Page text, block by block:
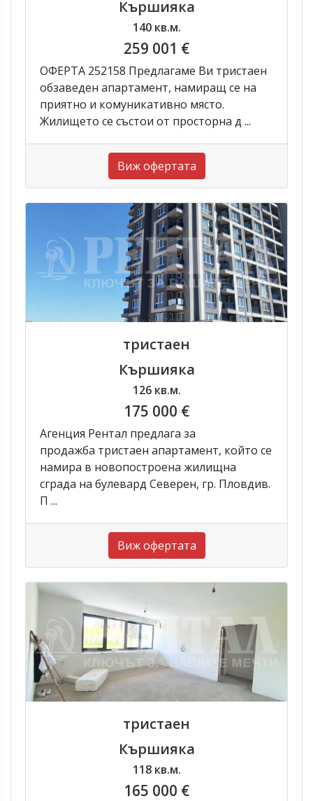
Кършияка
140 кв.м.
259 001 €
ОФЕРТА 252158 Предлагаме Ви тристаен
обзаведен апартамент, намиращ се на
приятно и комуникативно място.
Жилището се състои от просторна д ...
Виж офертата
тристаен
Кършияка
126 кв.м.
175 000 €
Агенция Рентал предлага за
продажба тристаен апартамент, който се
намира в новопостроена жилищна
сграда на булевард Северен, гр. Пловдив.
П ...
Виж офертата
тристаен
Кършияка
118 кв.м.
165 000 €